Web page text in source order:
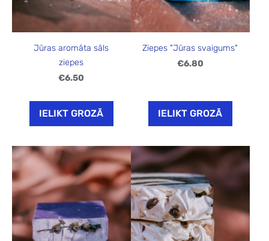
Jūras aromāta sāls
ziepes
€6.50
IELIKT GROZĀ
Ziepes "Jūras svaigums"
€6.80
IELIKT GROZĀ